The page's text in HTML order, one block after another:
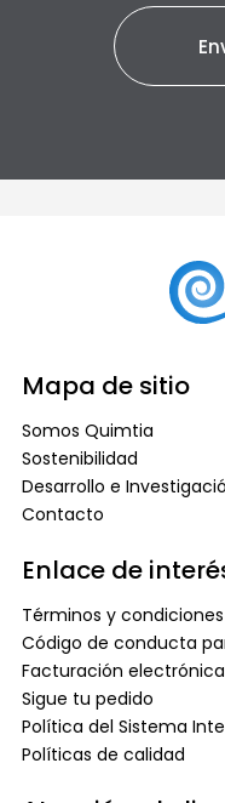
Mapa de sitio
Somos Quimtia
Sostenibilidad
Desarrollo e
Contacto
Enlace de
Términos y condiciones
Código de conducta
Facturación electrónica
Sigue tu pedido
Política del Sistema
Políticas de calidad